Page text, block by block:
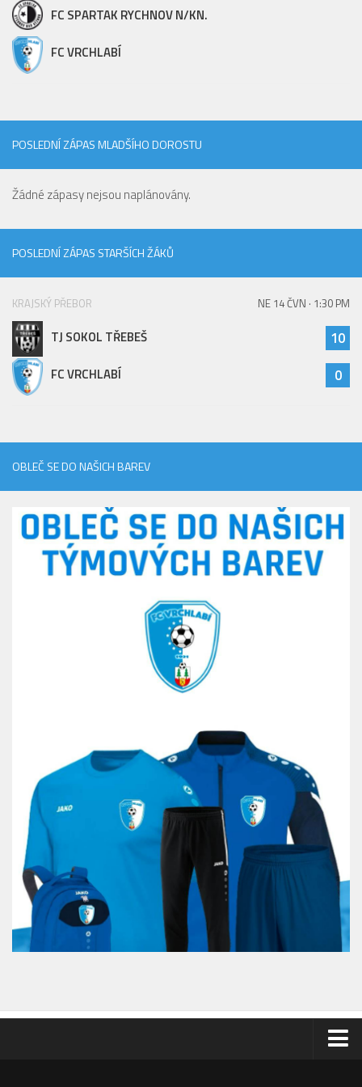
FC SPARTAK RYCHNOV N/KN.
FC VRCHLABÍ
POSLEDNÍ ZÁPAS MLADŠÍHO DOROSTU
Žádné zápasy nejsou naplánovány.
POSLEDNÍ ZÁPAS STARŠÍCH ŽÁKŮ
KRAJSKÝ PŘEBOR NE 14 ČVN · 1:30 PM
TJ SOKOL TŘEBEŠ 10
FC VRCHLABÍ 0
OBLEČ SE DO NAŠICH BAREV